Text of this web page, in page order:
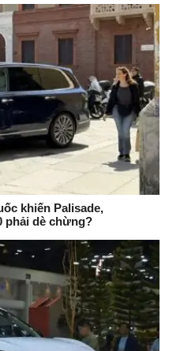
khiến Palisade,
phải dè chừng?